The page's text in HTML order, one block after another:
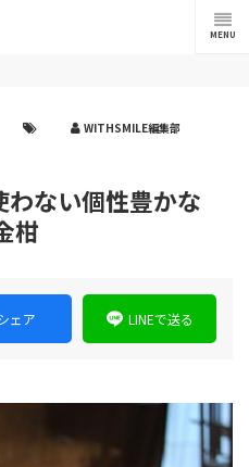
MENU
WITHSMILE編集部
ない個性豊かな
柑
ェア LINEで送る